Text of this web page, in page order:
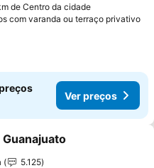
de Centro da cidade
com varanda ou terraço privativo
Ver preços
aos favoritos
5.125